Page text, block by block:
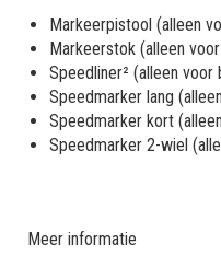
Markeerpistool (alleen
Markeerstok (alleen
Speedliner² (alleen voor
Speedmarker lang
Speedmarker kort
Speedmarker 2-wiel
Meer informatie